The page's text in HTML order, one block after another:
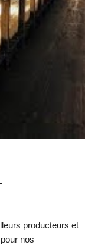
producteurs et
nos